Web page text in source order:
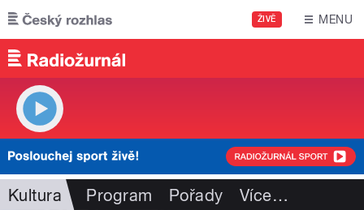
Přejít k hlavnímu obsahu
ŽIVĚ MENU
Kultura Program Pořady Více…